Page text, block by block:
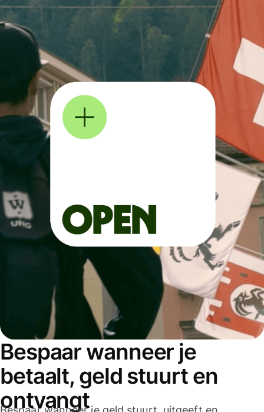
Bespaar wanneer je
betaalt, geld stuurt en
ontvangt